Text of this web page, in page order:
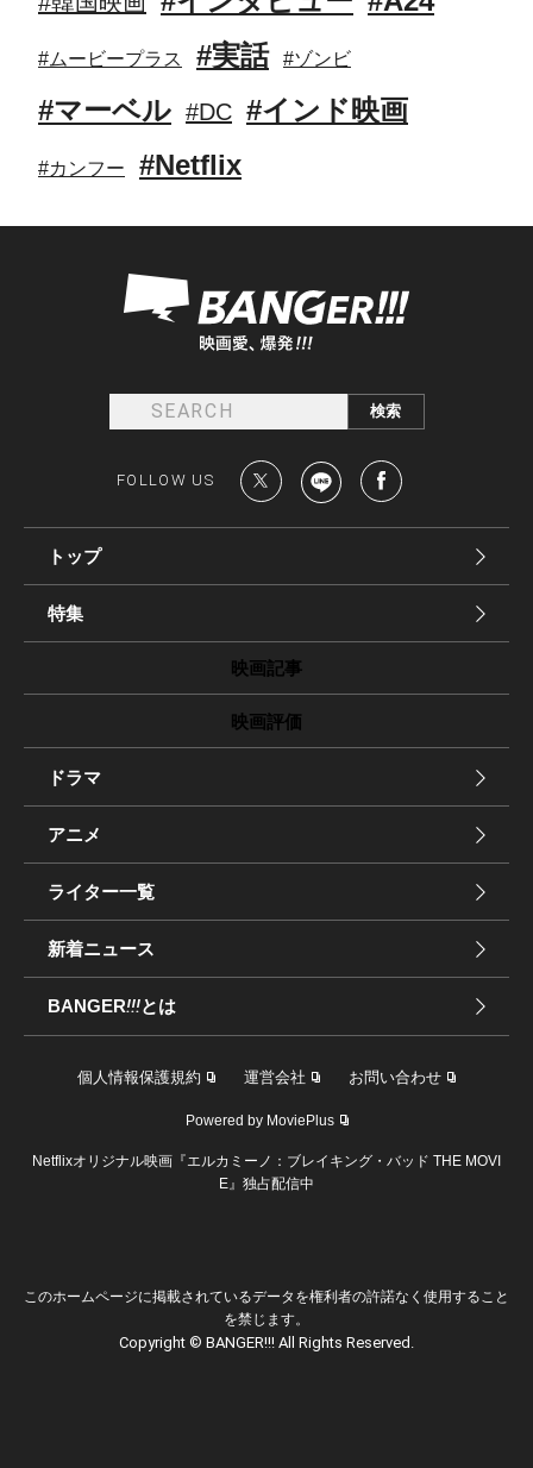
#ムービープラス #実話 #ゾンビ
#マーベル #DC #インド映画
#カンフー #Netflix
FOLLOW US
トップ
特集
映画記事
映画評価
ドラマ
アニメ
ライター一覧
新着ニュース
BANGER!!!とは
個人情報保護規約 運営会社 お問い合わせ
Powered by MoviePlus
Netflixオリジナル映画『エルカミーノ：ブレイキング・バッド THE MOVI
E』独占配信中
このホームページに掲載されているデータを権利者の許諾なく使用すること
を禁じます。
Copyright © BANGER!!! All Rights Reserved.